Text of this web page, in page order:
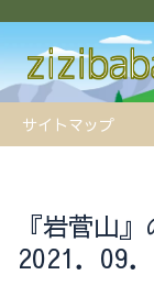
サイトマップ
『岩菅山
2021．09